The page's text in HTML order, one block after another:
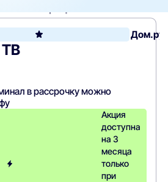
Дом.ру
ТВ
в рассрочку можно
Акция
доступна
на 3
месяца
только
при